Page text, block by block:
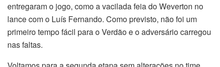
entregaram o jogo, como a vacilada feia do Weverton no
lance com o Luís Fernando. Como previsto, não foi um
primeiro tempo fácil para o Verdão e o adversário carregou
nas faltas.